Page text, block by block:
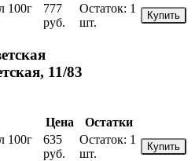
100г
777
руб.
Остаток: 1
шт.
Купить
11/83
Цена
Остатки
100г
635
руб.
Остаток: 1
шт.
Купить